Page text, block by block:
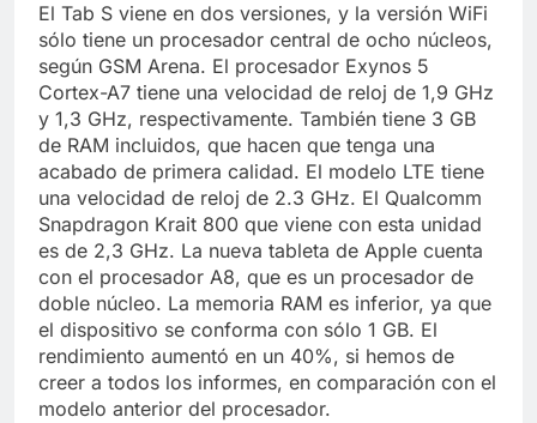
El Tab S viene en dos versiones, y la versión WiFi
sólo tiene un procesador central de ocho núcleos,
según GSM Arena. El procesador Exynos 5
Cortex-A7 tiene una velocidad de reloj de 1,9 GHz
y 1,3 GHz, respectivamente. También tiene 3 GB
de RAM incluidos, que hacen que tenga una
acabado de primera calidad. El modelo LTE tiene
una velocidad de reloj de 2.3 GHz. El Qualcomm
Snapdragon Krait 800 que viene con esta unidad
es de 2,3 GHz. La nueva tableta de Apple cuenta
con el procesador A8, que es un procesador de
doble núcleo. La memoria RAM es inferior, ya que
el dispositivo se conforma con sólo 1 GB. El
rendimiento aumentó en un 40%, si hemos de
creer a todos los informes, en comparación con el
modelo anterior del procesador.